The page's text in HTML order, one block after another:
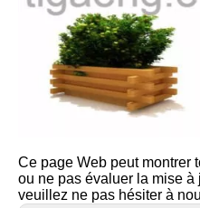
Ce page Web peut montrer
ou ne pas évaluer la mise à
veuillez ne pas hésiter à